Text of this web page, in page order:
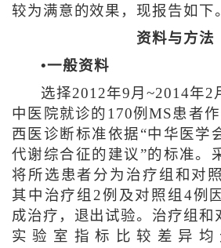
较为满意的效果，现报告如下
资料与方法
•一般资料
选择2012年9月~2014年2
中医院就诊的170例MS患者
西医诊断标准依据“中华医学
代谢综合征的建议”的标准。
将所选患者分为治疗组和对
其中治疗组2例及对照组4例
成治疗，退出试验。治疗组和
实验室指标比较差异